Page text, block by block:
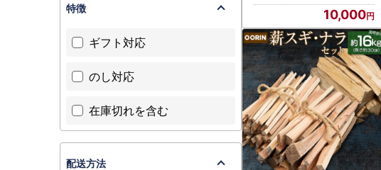
10,000
特徴
ギフト対応
のし対応
在庫切れを含む
配送方法